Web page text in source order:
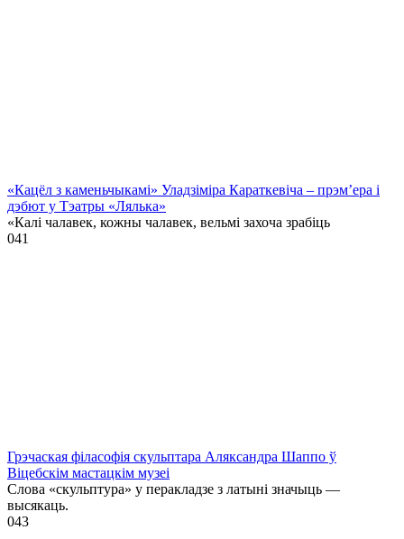
«Кацёл з каменьчыкамі» Уладзіміра Караткевіча – прэм’ера і
дэбют у Тэатры «Лялька»
«Калі чалавек, кожны чалавек, вельмі захоча зрабіць
041
Грэчаская філасофія скульптара Аляксандра Шаппо ў
Віцебскім мастацкім музеі
Слова «скульптура» у перакладзе з латыні значыць —
высякаць.
043